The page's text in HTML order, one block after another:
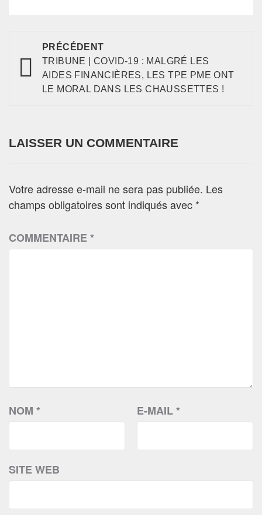
PRÉCÉDENT
TRIBUNE | COVID-19 : MALGRÉ LES
AIDES FINANCIÈRES, LES TPE PME ONT
LE MORAL DANS LES CHAUSSETTES !
LAISSER UN COMMENTAIRE
Votre adresse e-mail ne sera pas publiée. Les
champs obligatoires sont indiqués avec *
COMMENTAIRE*
NOM * E-MAIL*
SITE WEB